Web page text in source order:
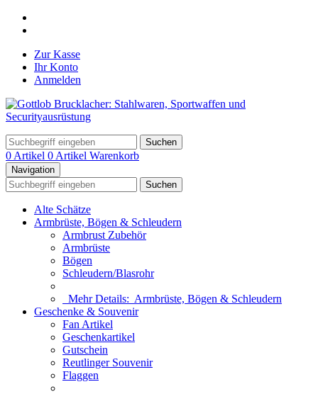
Zur Kasse
Ihr Konto
Anmelden
Suchen
0 Artikel 0 Artikel Warenkorb
Navigation
Suchen
Alte Schätze
Armbrüste, Bögen & Schleudern
Armbrust Zubehör
Armbrüste
Bögen
Schleudern/Blasrohr
Mehr Details: Armbrüste, Bögen & Schleudern
Geschenke & Souvenir
Fan Artikel
Geschenkartikel
Gutschein
Reutlinger Souvenir
Flaggen